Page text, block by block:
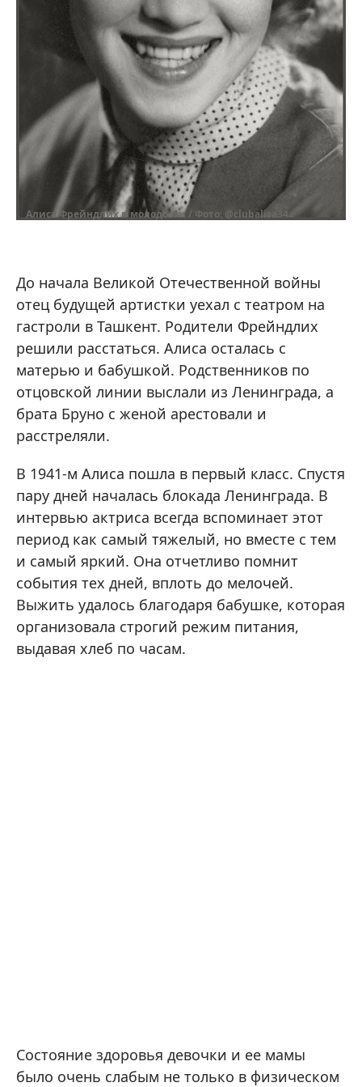
Алиса Фрейндлих в молодости / Фото: @clubalisa34
До начала Великой Отечественной войны
отец будущей артистки уехал с театром на
гастроли в Ташкент. Родители Фрейндлих
решили расстаться. Алиса осталась с
матерью и бабушкой. Родственников по
отцовской линии выслали из Ленинграда, а
брата Бруно с женой арестовали и
расстреляли.
В 1941-м Алиса пошла в первый класс. Спустя
пару дней началась блокада Ленинграда. В
интервью актриса всегда вспоминает этот
период как самый тяжелый, но вместе с тем
и самый яркий. Она отчетливо помнит
события тех дней, вплоть до мелочей.
Выжить удалось благодаря бабушке, которая
организовала строгий режим питания,
выдавая хлеб по часам.
Состояние здоровья девочки и ее мамы
было очень слабым не только в физическом